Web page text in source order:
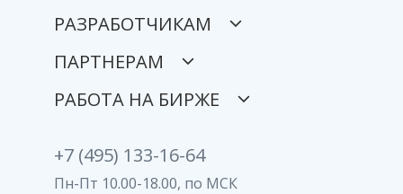
РАЗРАБОТЧИКАМ
ПАРТНЕРАМ
РАБОТА НА БИРЖЕ
+7 (495) 133-16-64
Пн-Пт 10.00-18.00, по МСК